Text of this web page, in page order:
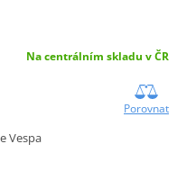
Na centrálním skladu v ČR
Porovnat
Vespa